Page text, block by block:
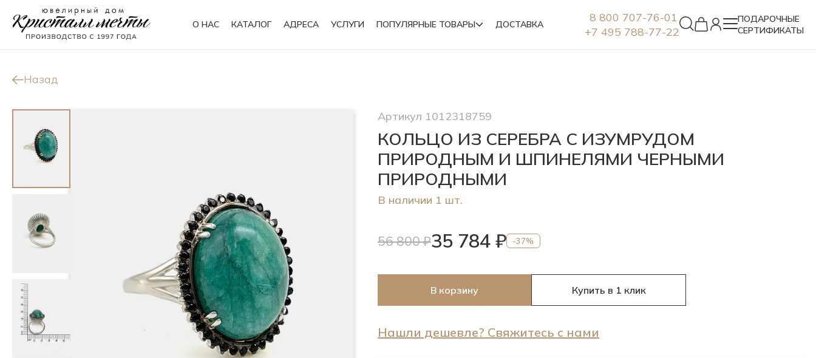
О НАС КАТАЛОГ АДРЕСА УСЛУГИ ПОПУЛЯРНЫЕ ТОВАРЫ ДОСТАВКА
8 800 707-76-01
+7 495 788-77-22
ПОДАРОЧНЫЕ
СЕРТИФИКАТЫ
Кольца
Колье Броши
Назад
Артикул 1012318759
КОЛЬЦО ИЗ СЕРЕБРА С ИЗУМРУДОМ
ПРИРОДНЫМ И ШПИНЕЛЯМИ ЧЕРНЫМИ
ПРИРОДНЫМИ
В наличии 1 шт.
56 800 ₽35 784 ₽ -37%
В корзину Купить в 1 клик
Нашли дешевле? Свяжитесь с нами